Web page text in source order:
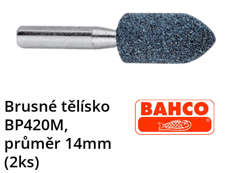
Brusné tělísko
BP420M,
průměr 14mm
(2ks)